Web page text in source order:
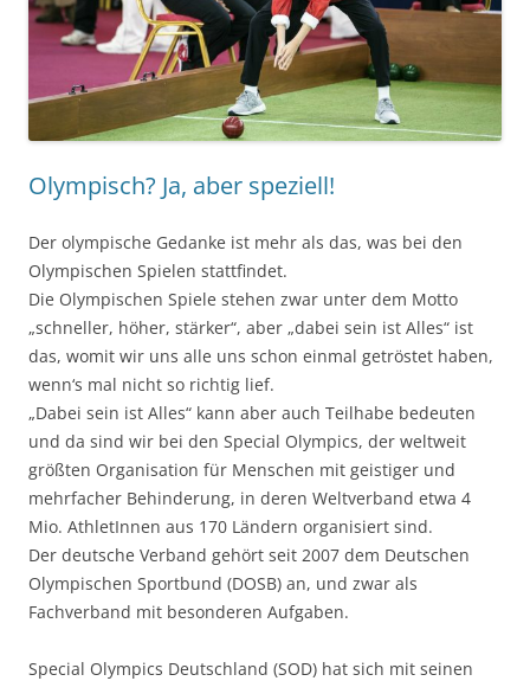
Olympisch? Ja, aber speziell!
Der olympische Gedanke ist mehr als das, was bei den
Olympischen Spielen stattfindet.
Die Olympischen Spiele stehen zwar unter dem Motto
„schneller, höher, stärker“, aber „dabei sein ist Alles“ ist
das, womit wir uns alle uns schon einmal getröstet haben,
wenn‘s mal nicht so richtig lief.
„Dabei sein ist Alles“ kann aber auch Teilhabe bedeuten
und da sind wir bei den Special Olympics, der weltweit
größten Organisation für Menschen mit geistiger und
mehrfacher Behinderung, in deren Weltverband etwa 4
Mio. AthletInnen aus 170 Ländern organisiert sind.
Der deutsche Verband gehört seit 2007 dem Deutschen
Olympischen Sportbund (DOSB) an, und zwar als
Fachverband mit besonderen Aufgaben.
Special Olympics Deutschland (SOD) hat sich mit seinen